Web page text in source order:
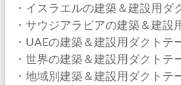
・イスラエルの建築＆建設用ダ
・サウジアラビアの建築＆建設
・UAEの建築＆建設用ダクトテ
・世界の建築＆建設用ダクトテ
・地域別建築＆建設用ダクト